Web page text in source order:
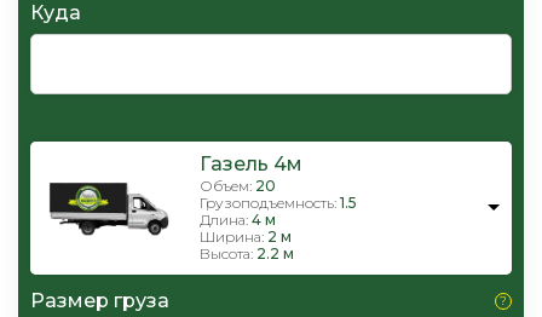
Куда
Газель 4м
Объем: 20
Грузоподъемность: 1.5
Длина: 4 м
Ширина: 2 м
Высота: 2.2 м
Размер груза